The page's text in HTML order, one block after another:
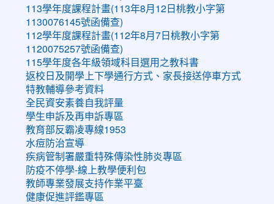
113學年度課程計畫(113年8月12日桃教小字第
1130076145號函備查)
112學年度課程計畫(112年8月7日桃教小字第
1120075257號函備查)
115學年度各年級領域科目選用之教科書
返校日及開學上下學通行方式、家長接送停車方式
特教輔導參考資料
全民資安素養自我評量
學生申訴及再申訴專區
教育部反霸凌專線1953
水痘防治宣導
疾病管制署嚴重特殊傳染性肺炎專區
防疫不停學-線上教學便利包
教師專業發展支持作業平臺
健康促進評鑑專區